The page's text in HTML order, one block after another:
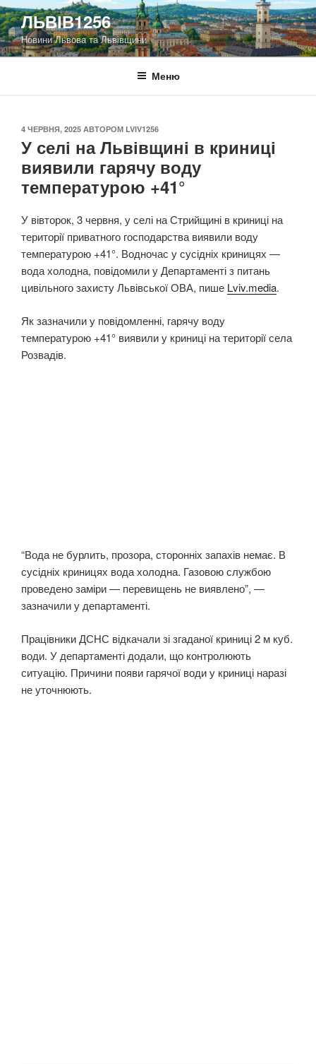
Перейти
до
вмісту
ЛЬВІВ1256
Новини Львова та Львівщини
Меню
ОПУБЛІКОВАНО
4 ЧЕРВНЯ, 2025 АВТОРОМ LVIV1256
У селі на Львівщині в криниці
виявили гарячу воду
температурою +41°
У вівторок, 3 червня, у селі на Стрийщині в криниці на
території приватного господарства виявили воду
температурою +41°. Водночас у сусідніх криницях —
вода холодна, повідомили у Департаменті з питань
цивільного захисту Львівської ОВА, пише Lviv.media.
Як зазначили у повідомленні, гарячу воду
температурою +41° виявили у криниці на території села
Розвадів.
“Вода не бурлить, прозора, сторонніх запахів немає. В
сусідніх криницях вода холодна. Газовою службою
проведено заміри — перевищень не виявлено”, —
зазначили у департаменті.
Працівники ДСНС відкачали зі згаданої криниці 2 м куб.
води. У департаменті додали, що контролюють
ситуацію. Причини появи гарячої води у криниці наразі
не уточнюють.